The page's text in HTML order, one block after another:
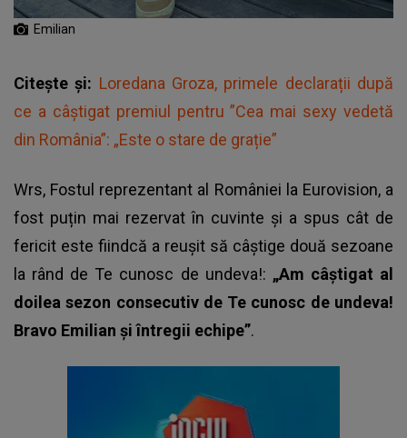
Emilian
Citește și: Loredana Groza, primele declarații după
ce a câștigat premiul pentru ”Cea mai sexy vedetă
din România”: „Este o stare de grație”
Wrs, Fostul reprezentant al României la Eurovision, a
fost puțin mai rezervat în cuvinte și a spus cât de
fericit este fiindcă a reușit să câștige două sezoane
la rând de Te cunosc de undeva!: „Am câștigat al
doilea sezon consecutiv de Te cunosc de undeva!
Bravo Emilian și întregii echipe”.